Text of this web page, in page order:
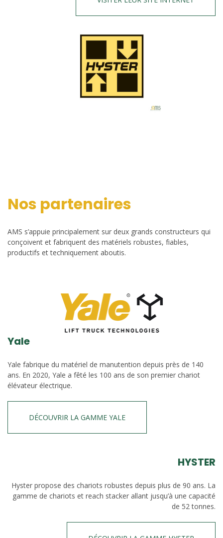
Nos partenaires
AMS s’appuie principalement sur deux grands constructeurs qui
conçoivent et fabriquent des matériels robustes, fiables,
productifs et techniquement aboutis.
Yale
Yale fabrique du matériel de manutention depuis près de 140
ans. En 2020, Yale a fêté les 100 ans de son premier chariot
élévateur électrique.
DÉCOUVRIR LA GAMME YALE
HYSTER
Hyster propose des chariots robustes depuis plus de 90 ans. La
gamme de chariots et reach stacker allant jusqu’à une capacité
de 52 tonnes.